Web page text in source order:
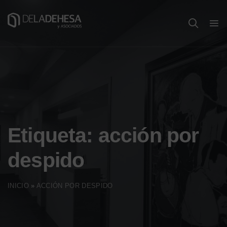
Etiqueta: acción por
despido
INICIO » ACCIÓN POR DESPIDO